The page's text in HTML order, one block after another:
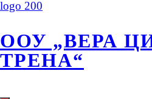
ООУ „ВЕРА
ТРЕНА“